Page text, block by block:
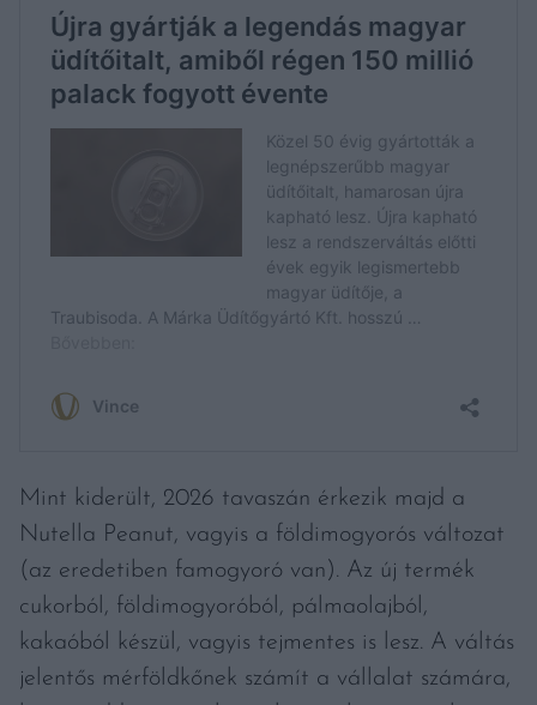
Mint kiderült, 2026 tavaszán érkezik majd a
Nutella Peanut, vagyis a földimogyorós változat
(az eredetiben famogyoró van). Az új termék
cukorból, földimogyoróból, pálmaolajból,
kakaóból készül, vagyis tejmentes is lesz. A váltás
jelentős mérföldkőnek számít a vállalat számára,